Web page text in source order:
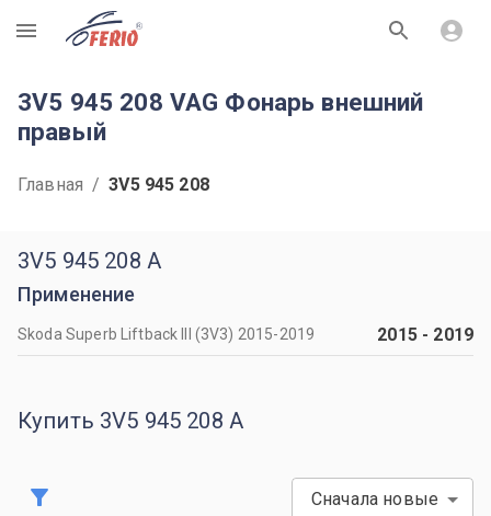
R
3V5 945 208 VAG Фонарь внешний
правый
Главная / 3V5 945 208
3V5 945 208 A
Применение
Skoda Superb Liftback III (3V3) 2015-2019 2015- 2019
Купить 3V5 945 208 A
Сначала новые